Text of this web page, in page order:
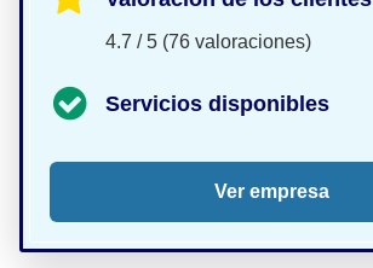
4.7 / 5 (76 valoraciones)
Servicios disponibles
Ver empresa